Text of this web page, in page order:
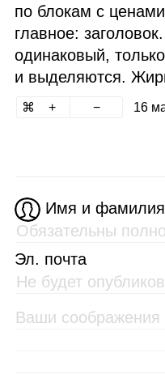
по блокам с
главное:
одинаковый,
и выделяются.
16
Имя и фамилия
Эл. почта